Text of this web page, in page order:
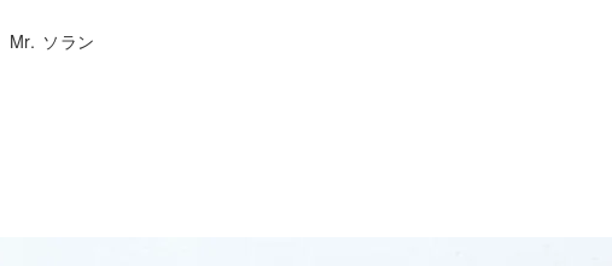
著
Mr. ソラン